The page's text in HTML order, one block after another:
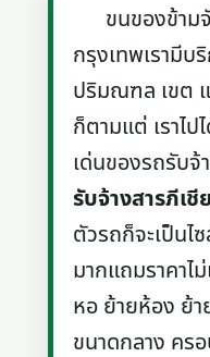
ขนของข้ามจั
กรุงเทพเรามีบ
ปริมณฑล เขต
ก็ตามแต่ เราไ
เด่นของรถรับจ้
รับจ้างสารภีเชี
ตัวรถก็จะเป็นไ
มากแถมราคาไ
หอ ย้ายห้อง ย้
ขนาดกลาง คร